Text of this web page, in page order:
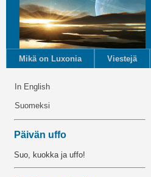
Mikä on Luxonia Viestejä
In English
Suomeksi
Päivän uffo
Suo, kuokka ja uffo!